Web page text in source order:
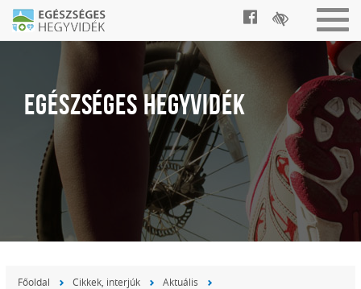
EGÉSZSÉGES HEGYVIDÉK
Főoldal Cikkek, interjúk Aktuális